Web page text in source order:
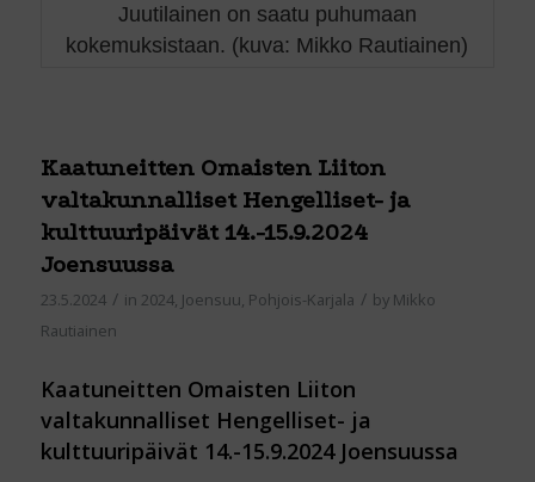
Juutilainen on saatu puhumaan
kokemuksistaan. (kuva: Mikko Rautiainen)
Kaatuneitten Omaisten Liiton
valtakunnalliset Hengelliset- ja
kulttuuripäivät 14.-15.9.2024
Joensuussa
23.5.2024 / in 2024, Joensuu, Pohjois-Karjala / by Mikko
Rautiainen
Kaatuneitten Omaisten Liiton
valtakunnalliset Hengelliset- ja
kulttuuripäivät 14.-15.9.2024 Joensuussa